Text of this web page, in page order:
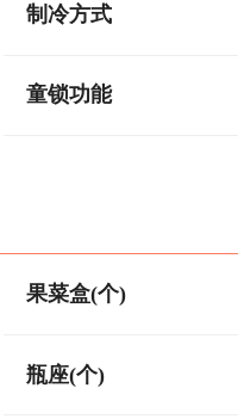
制冷方式
童锁功能
果菜盒(个)
瓶座(个)